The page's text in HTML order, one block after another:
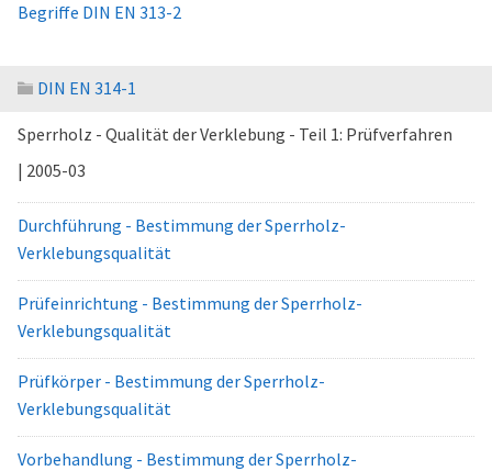
Begriffe DIN EN 313-2
DIN EN 314-1
Sperrholz - Qualität der Verklebung - Teil 1: Prüfverfahren
| 2005-03
Durchführung - Bestimmung der Sperrholz-
Verklebungsqualität
Prüfeinrichtung - Bestimmung der Sperrholz-
Verklebungsqualität
Prüfkörper - Bestimmung der Sperrholz-
Verklebungsqualität
Vorbehandlung - Bestimmung der Sperrholz-